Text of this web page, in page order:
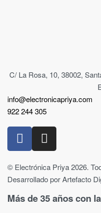
C/ La Rosa, 10, 38002,
info@electronicapriya.com
922 244 305
© Electrónica Priya 2026.
Desarrollado por Artefacto
Más de 35 años con